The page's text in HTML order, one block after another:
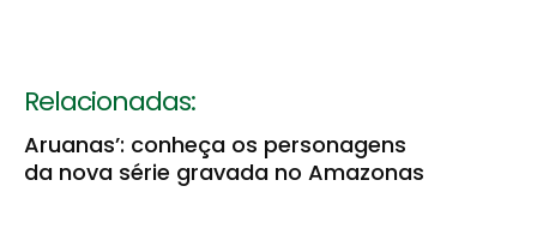
Relacionadas:
Aruanas’: conheça os personagens
da nova série gravada no Amazonas